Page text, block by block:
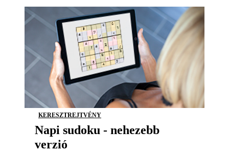
KERESZTREJTVÉNY
Napi sudoku - nehezebb
verzió